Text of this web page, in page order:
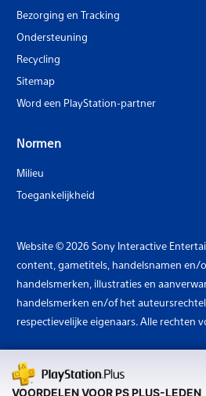
VOORDELEN VOOR PS PLUS-LEDEN
Bezorging en Tracking
Ondersteuning
Recycling
Sitemap
Word een PlayStation-partner
Normen
Milieu
Toegankelijkheid
Website © 2026 Sony Interactive
content, gametitels, handelsnamen en/
handelsmerken, illustraties en
handelsmerken en/of het
respectievelijke eigenaars. Alle rechten
Land: Nederland